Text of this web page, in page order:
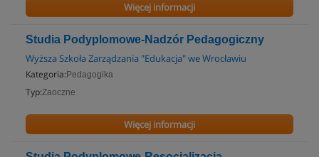
Więcej informacji
Studia Podyplomowe-Nadzór Pedagogiczny
Wyższa Szkoła Zarządzania "Edukacja" we Wrocławiu
Kategoria: Pedagogika
Typ:Zaoczne
Więcej informacji